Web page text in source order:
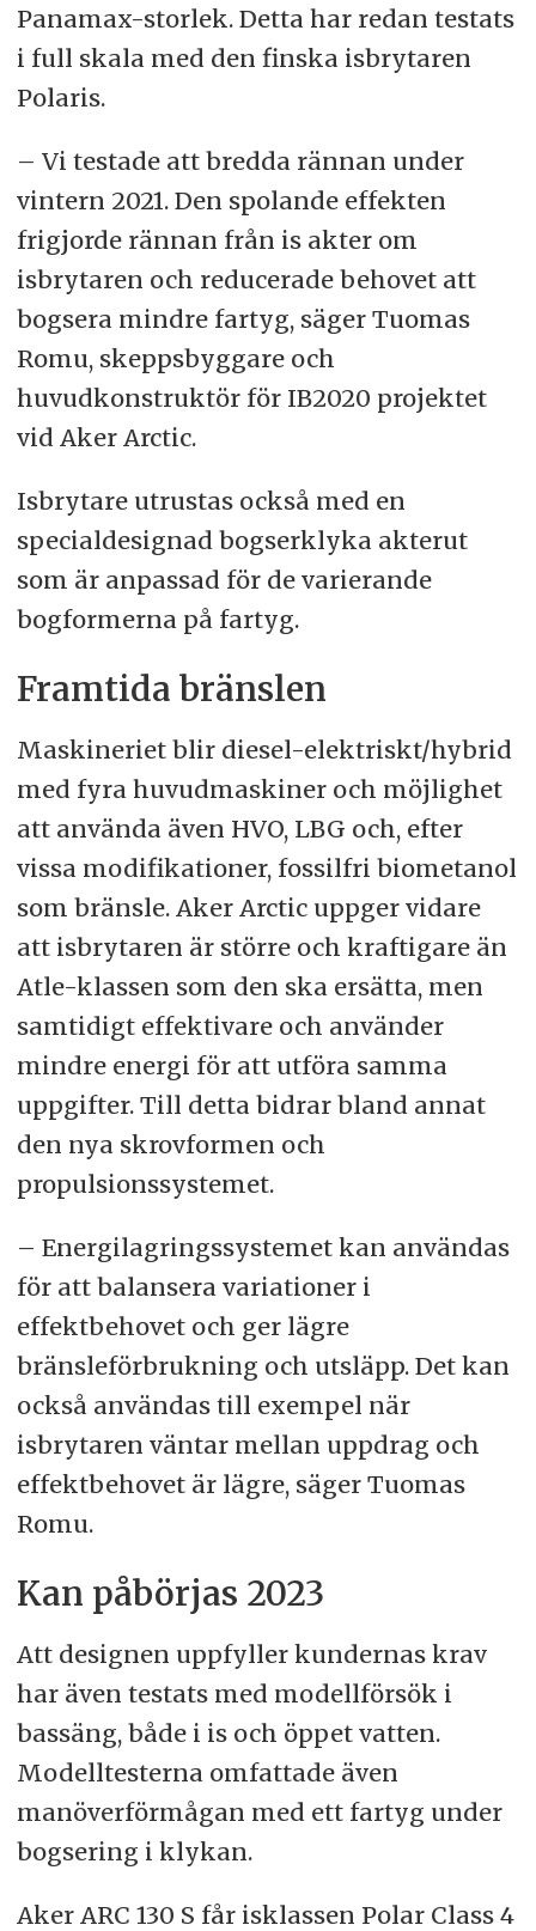
Panamax-storlek. Detta har redan testats
i full skala med den finska isbrytaren
Polaris.
– Vi testade att bredda rännan under
vintern 2021. Den spolande effekten
frigjorde rännan från is akter om
isbrytaren och reducerade behovet att
bogsera mindre fartyg, säger Tuomas
Romu, skeppsbyggare och
huvudkonstruktör för IB2020 projektet
vid Aker Arctic.
Isbrytare utrustas också med en
specialdesignad bogserklyka akterut
som är anpassad för de varierande
bogformerna på fartyg.
Framtida bränslen
Maskineriet blir diesel-elektriskt/hybrid
med fyra huvudmaskiner och möjlighet
att använda även HVO, LBG och, efter
vissa modifikationer, fossilfri biometanol
som bränsle. Aker Arctic uppger vidare
att isbrytaren är större och kraftigare än
Atle-klassen som den ska ersätta, men
samtidigt effektivare och använder
mindre energi för att utföra samma
uppgifter. Till detta bidrar bland annat
den nya skrovformen och
propulsionssystemet.
– Energilagringssystemet kan användas
för att balansera variationer i
effektbehovet och ger lägre
bränsleförbrukning och utsläpp. Det kan
också användas till exempel när
isbrytaren väntar mellan uppdrag och
effektbehovet är lägre, säger Tuomas
Romu.
Kan påbörjas 2023
Att designen uppfyller kundernas krav
har även testats med modellförsök i
bassäng, både i is och öppet vatten.
Modelltesterna omfattade även
manöverförmågan med ett fartyg under
bogsering i klykan.
Aker ARC 130 S får isklassen Polar Class 4